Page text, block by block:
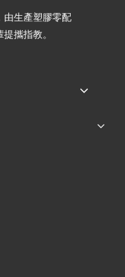
由生產塑膠零配
攜指教。